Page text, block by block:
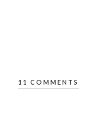
11 COMMENTS